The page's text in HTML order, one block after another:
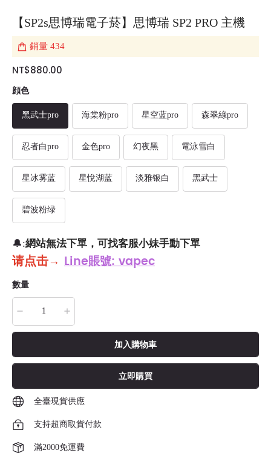
【SP2s思博瑞電子菸】思博瑞 SP2 PRO 主機
銷量 434
NT$880.00
顔色
黑武士pro 海棠粉pro 星空蓝pro 森翠綠pro
忍者白pro 金色pro 幻夜黑 電泳雪白
星冰雾蓝 星悅湖蓝 淡雅银白 黑武士
碧波粉绿
🔔:網站無法下單，可找客服小妹手動下單
请点击→ Line賬號: vapec
數量
加入購物車
立即購買
全臺現貨供應
支持超商取貨付款
滿2000免運費